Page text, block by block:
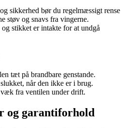
sikkerhed bør du regelmæssigt rense
støv og snavs fra vingerne.
stikket er intakte for at undgå
tæt på brandbare genstande.
når den ikke er i brug.
fra ventilen under drift.
og garantiforhold